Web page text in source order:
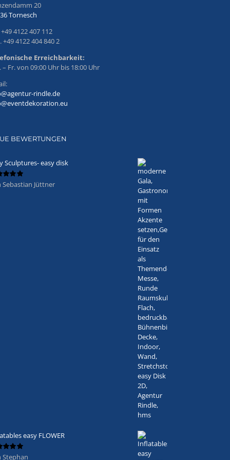
20
Tornesch
4122 407 112
+49 4122 404 840 2
Erreichbarkeit:
– Fr. von 09:00 Uhr bis 18:00 Uhr
rindle.de
BEWERTUNGEN
Sculptures- easy disk
Sebastian Jüttner
easy FLOWER
Stephan